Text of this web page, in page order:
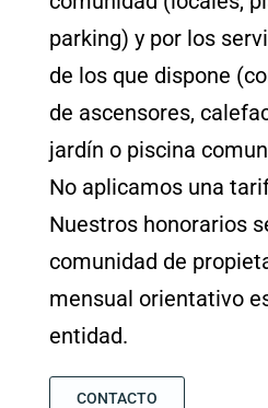
parking) y por los
de los que dispone
de ascensores,
jardín o piscina
No aplicamos una
Nuestros honorarios
comunidad de
mensual orientativo
entidad.
CONTACTO